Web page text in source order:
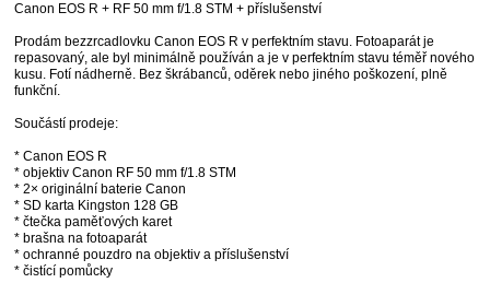
Canon EOS R + RF 50 mm f/1.8 STM + příslušenství
Prodám bezzrcadlovku Canon EOS R v perfektním stavu. Fotoaparát je
repasovaný, ale byl minimálně používán a je v perfektním stavu téměř nového
kusu. Fotí nádherně. Bez škrábanců, oděrek nebo jiného poškození, plně
funkční.
Součástí prodeje:
* Canon EOS R
* objektiv Canon RF 50 mm f/1.8 STM
* 2× originální baterie Canon
* SD karta Kingston 128 GB
* čtečka paměťových karet
* brašna na fotoaparát
* ochranné pouzdro na objektiv a příslušenství
* čistící pomůcky